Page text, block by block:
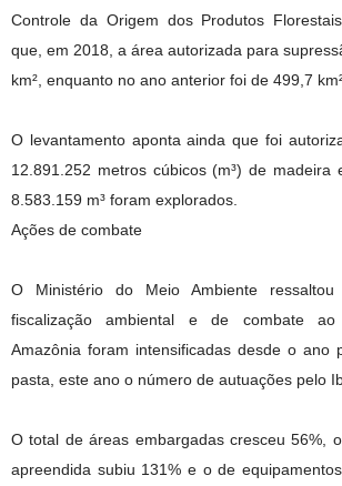
Controle da Origem dos Produtos
que, em 2018, a área autorizada para
km², enquanto no ano anterior foi de 499,7
O levantamento aponta ainda que foi
12.891.252 metros cúbicos (m³) de madeira
8.583.159 m³ foram explorados.
Ações de combate
O Ministério do Meio Ambiente
fiscalização ambiental e de combate ao
Amazônia foram intensificadas desde o ano
pasta, este ano o número de autuações pelo
O total de áreas embargadas cresceu 56%,
apreendida subiu 131% e o de